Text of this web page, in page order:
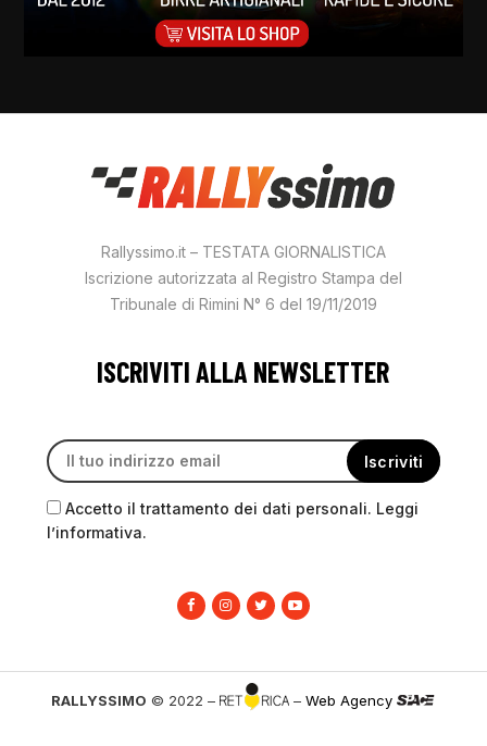
Rallyssimo.it – TESTATA GIORNALISTICA
Iscrizione autorizzata al Registro Stampa del
Tribunale di Rimini N° 6 del 19/11/2019
ISCRIVITI ALLA NEWSLETTER
Accetto il trattamento dei dati personali. Leggi
l’informativa.
RALLYSSIMO © 2022 – –Web Agency